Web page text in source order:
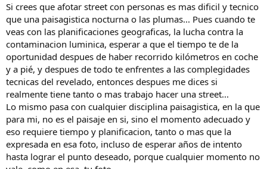
Si crees que afotar street con personas es mas dificil y tecnico
que una paisagistica nocturna o las plumas... Pues cuando te
veas con las planificaciones geograficas, la lucha contra la
contaminacion luminica, esperar a que el tiempo te de la
oportunidad despues de haber recorrido kilómetros en coche
y a pié, y despues de todo te enfrentes a las complegidades
tecnicas del revelado, entonces despues me dices si
realmente tiene tanto o mas trabajo hacer una street...
Lo mismo pasa con cualquier disciplina paisagistica, en la que
para mi, no es el paisaje en si, sino el momento adecuado y
eso requiere tiempo y planificacion, tanto o mas que la
expresada en esa foto, incluso de esperar años de intento
hasta lograr el punto deseado, porque cualquier momento no